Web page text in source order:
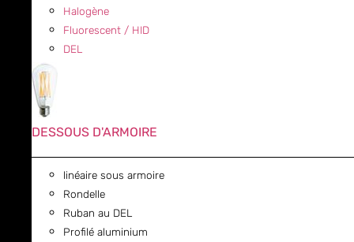
Halogène
Fluorescent / HID
DEL
DESSOUS D'ARMOIRE
linéaire sous armoire
Rondelle
Ruban au DEL
Profilé aluminium